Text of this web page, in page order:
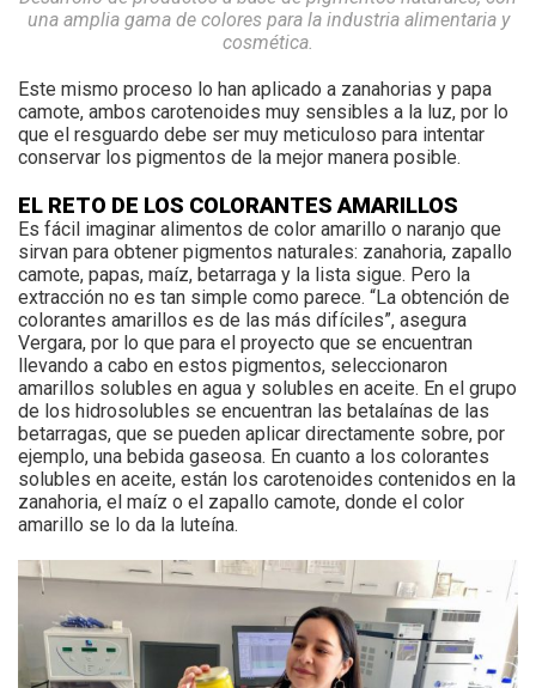
una amplia gama de colores para la industria alimentaria y
cosmética.
Este mismo proceso lo han aplicado a zanahorias y papa
camote, ambos carotenoides muy sensibles a la luz, por lo
que el resguardo debe ser muy meticuloso para intentar
conservar los pigmentos de la mejor manera posible.
EL RETO DE LOS COLORANTES AMARILLOS
Es fácil imaginar alimentos de color amarillo o naranjo que
sirvan para obtener pigmentos naturales: zanahoria, zapallo
camote, papas, maíz, betarraga y la lista sigue. Pero la
extracción no es tan simple como parece. “La obtención de
colorantes amarillos es de las más difíciles”, asegura
Vergara, por lo que para el proyecto que se encuentran
llevando a cabo en estos pigmentos, seleccionaron
amarillos solubles en agua y solubles en aceite. En el grupo
de los hidrosolubles se encuentran las betalaínas de las
betarragas, que se pueden aplicar directamente sobre, por
ejemplo, una bebida gaseosa. En cuanto a los colorantes
solubles en aceite, están los carotenoides contenidos en la
zanahoria, el maíz o el zapallo camote, donde el color
amarillo se lo da la luteína.